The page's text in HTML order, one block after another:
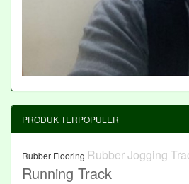
PRODUK TERPOPULER
Rubber Flooring Rubber Jogging
Running Track